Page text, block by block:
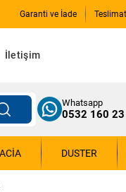
Garanti ve İade
İletişim
Whatsapp
0532 160
DUSTER